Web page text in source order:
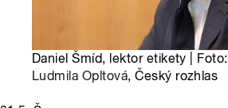
Daniel Šmíd, lektor etikety | Foto:
Ludmila Opltová, Český rozhlas